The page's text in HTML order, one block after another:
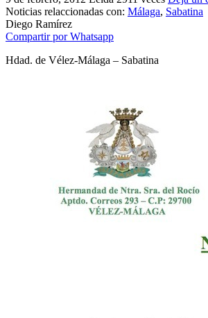
Noticias relaccionadas con: Málaga, Sabatina
Diego Ramírez
Compartir por Whatsapp
Hdad. de Vélez-Málaga – Sabatina
El traslado cada siete años
¿Cuales son los actos principales que